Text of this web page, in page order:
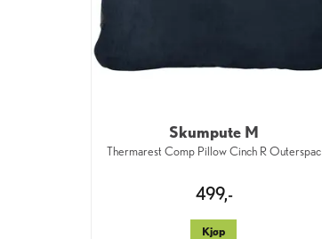
Skumpute M
Thermarest Comp Pillow Cinch R Outerspac
499,-
Kjøp